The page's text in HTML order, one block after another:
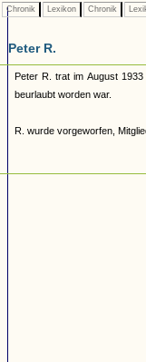
Chronik Lexikon Chronik
Peter R.
Peter R. trat im August
beurlaubt worden war.
R. wurde vorgeworfen,